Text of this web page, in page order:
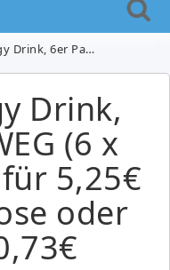
für 5,25€ = 88 Cent je Dose oder 24 Stück für 20,73€
Drink,
(6 x
5,25€
oder